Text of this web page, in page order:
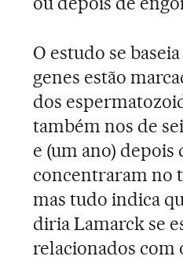
O estudo se
genes estão
dos
também nos de
e (um ano) depois
concentraram no
mas tudo indica
diria Lamarck se
relacionados com